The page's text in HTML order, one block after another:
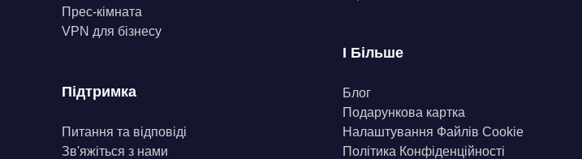
Прес-кімната
VPN для бізнесу
Підтримка
Питання та відповіді
Зв'яжіться з нами
І Більше
Блог
Подарункова картка
Налаштування Файлів Сookie
Політика Конфіденційності